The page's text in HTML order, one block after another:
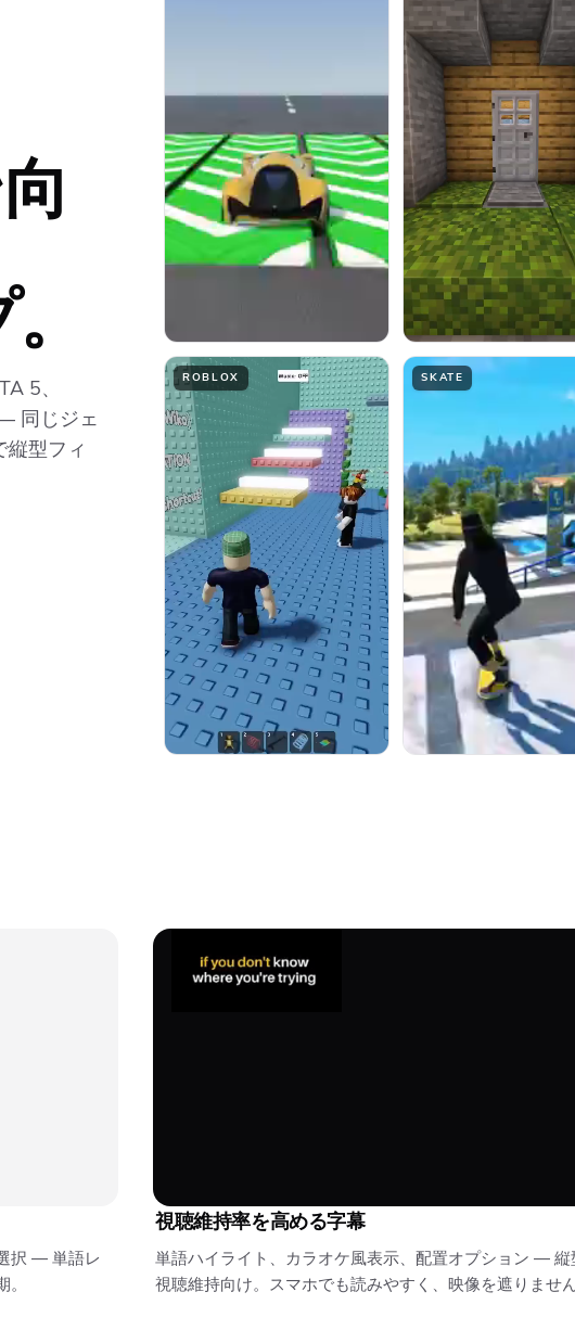
5、
同じジェ
型フィ
ROBLOX SKATE
択 — 単語レ
視聴維持率を高める字幕
単語ハイライト、カラオケ風表示、配置オプション — 縦
視聴維持向け。スマホでも読みやすく、映像を遮りません